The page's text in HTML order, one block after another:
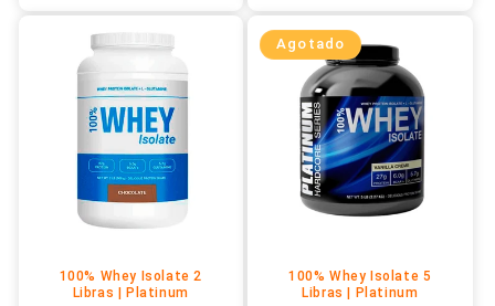
oferta
100% Whey Isolate 2
Libras | Platinum
Agotado
100% Whey Isolate 5
Libras | Platinum